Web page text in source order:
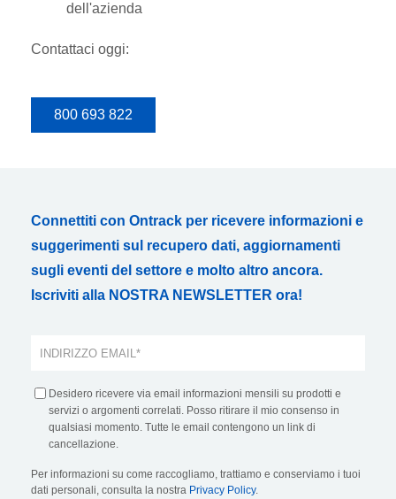
dell'azienda
Contattaci oggi:
800 693 822
Connettiti con Ontrack per ricevere informazioni e
suggerimenti sul recupero dati, aggiornamenti
sugli eventi del settore e molto altro ancora.
Iscriviti alla NOSTRA NEWSLETTER ora!
Desidero ricevere via email informazioni mensili su prodotti e
servizi o argomenti correlati. Posso ritirare il mio consenso in
qualsiasi momento. Tutte le email contengono un link di
cancellazione.
Per informazioni su come raccogliamo, trattiamo e conserviamo i tuoi
dati personali, consulta la nostra Privacy Policy.